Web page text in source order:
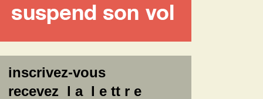
inscrivez-vous
recevez l a l e tt r e